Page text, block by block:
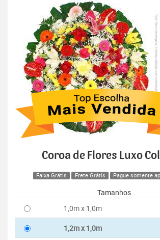
Coroa de Flores Luxo
Faixa Grátis Frete Grátis Pague somente
Tamanhos
1,0m x 1,0m
1,2m x 1,0m